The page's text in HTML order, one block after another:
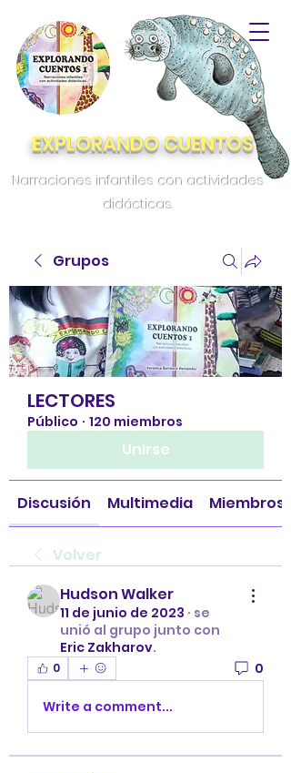
EXPLORANDO CUENTOS
Narraciones infantiles con actividades
didácticas.
Grupos
LECTORES
Público · 120 miembros
Unirse
Discusión Multimedia Miembros
Volver
Hudson Walker
11 de junio de 2023 · se
unió al grupo junto con
Eric Zakharov.
0 0
Write a comment...